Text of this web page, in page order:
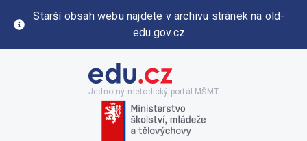
Starší obsah webu najdete v archivu stránek na old-
edu.gov.cz
Jednotný metodický portál MŠMT